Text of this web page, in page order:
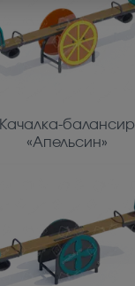
Качалка-балансир
«Апельсин»